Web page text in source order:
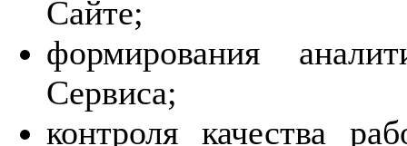
Сайте;
формирования
Сервиса;
контроля качества